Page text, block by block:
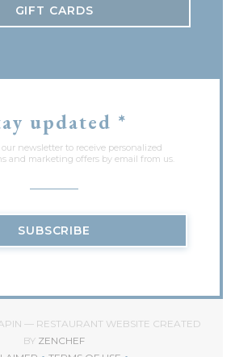
GIFT CARDS
updated *
newsletter to receive personalized
and marketing offers by email from us.
SUBSCRIBE
— RESTAURANT WEBSITE CREATED
BY ZENCHEF((OPENS IN A NEW WINDOW))